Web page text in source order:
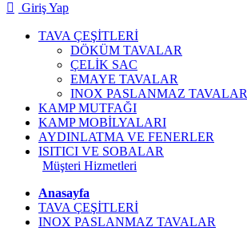
Giriş Yap
TAVA ÇEŞİTLERİ
DÖKÜM TAVALAR
ÇELİK SAC
EMAYE TAVALAR
INOX PASLANMAZ TAVALAR
KAMP MUTFAĞI
KAMP MOBİLYALARI
AYDINLATMA VE FENERLER
ISITICI VE SOBALAR
Müşteri Hizmetleri
Anasayfa
TAVA ÇEŞİTLERİ
INOX PASLANMAZ TAVALAR